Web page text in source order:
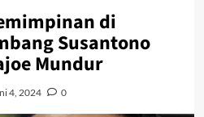
di
Susantono
Mundur
4, 2024 0